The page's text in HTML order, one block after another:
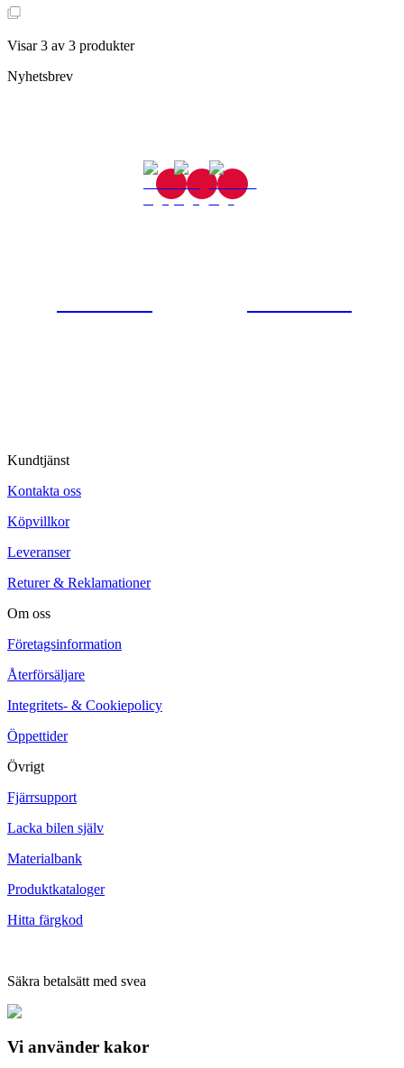
Visar3 av 3 produkter
Nyhetsbrev
Kundtjänst
Kontakta oss
Köpvillkor
Leveranser
Returer & Reklamationer
Om oss
Företagsinformation
Återförsäljare
Integritets- & Cookiepolicy
Öppettider
Övrigt
Fjärrsupport
Lacka bilen själv
Materialbank
Produktkataloger
Hitta färgkod
Säkra betalsätt med svea
Vi använder kakor